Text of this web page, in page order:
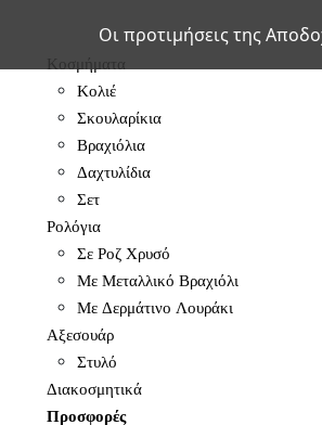
Κοσμήματα
Κολιέ
Σκουλαρίκια
Βραχιόλια
Δαχτυλίδια
Σετ
Ρολόγια
Σε Ροζ Χρυσό
Με Μεταλλικό Βραχιόλι
Με Δερμάτινο Λουράκι
Αξεσουάρ
Στυλό
Διακοσμητικά
Προσφορές
Οι προτιμήσεις της